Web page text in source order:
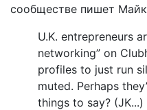
сообществе пишет
U.K. entrepreneurs
networking” on
profiles to just run
muted. Perhaps
things to say? (JK...)